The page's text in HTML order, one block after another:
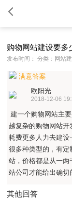
购物网站建设要多
发布时间： 分类：网站
满意答案
欧阳光
2018-12-06
建一个购物网站主
越复杂的购物网站
耗费更多人力去建
很多种类型的，有定
站，价格都是从一
站公司才能给出确切
其他回答